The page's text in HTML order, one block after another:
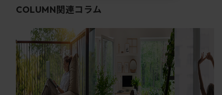
COLUMN関連コラム